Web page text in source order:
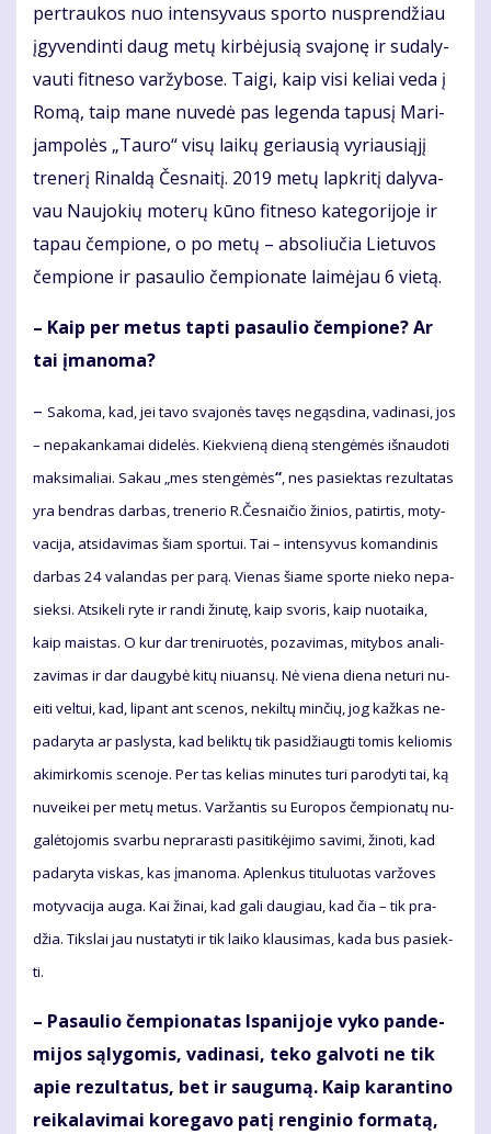
per­trau­kos nuo in­ten­sy­vaus spor­to nu­spren­džiau
įgy­ven­din­ti daug me­tų kir­bė­ju­sią sva­jo­nę ir su­da­ly­
vau­ti fit­ne­so var­žy­bo­se. Tai­gi, kaip vi­si ke­liai ve­da į
Ro­mą, taip ma­ne nu­ve­dė pas le­gen­da ta­pu­sį Ma­ri­
jam­po­lės „Tau­ro“ vi­sų lai­kų ge­riau­sią vy­riau­si­ą­jį
tre­ne­rį Ri­nal­dą Čes­nai­tį. 2019 me­tų lap­kri­tį da­ly­va­
vau Nau­jo­kių mo­te­rų kū­no fit­ne­so ka­te­go­ri­jo­je ir
ta­pau čem­pio­ne, o po me­tų – ab­so­liu­čia Lie­tu­vos
čem­pio­ne ir pa­sau­lio čem­pio­na­te lai­mė­jau 6 vie­tą.
– Kaip per me­tus tap­ti pa­sau­lio čem­pio­ne? Ar
tai įma­no­ma?
– Sa­ko­ma, kad, jei ta­vo sva­jo­nės ta­vęs ne­gąs­di­na, va­di­na­si, jos
– ne­pa­kan­ka­mai di­de­lės. Kiek­vie­ną die­ną sten­gė­mės iš­nau­do­ti
mak­si­ma­liai. Sa­kau „mes sten­gė­mės“, nes pa­siek­tas re­zul­ta­tas
yra ben­dras dar­bas, tre­ne­rio R.Čes­nai­čio ži­nios, pa­tir­tis, mo­ty­
va­ci­ja, at­si­da­vi­mas šiam spor­tui. Tai – in­ten­sy­vus ko­man­di­nis
dar­bas 24 va­lan­das per pa­rą. Vie­nas šia­me spor­te nie­ko ne­pa­
siek­si. At­si­ke­li ry­te ir ran­di ži­nu­tę, kaip svo­ris, kaip nuo­tai­ka,
kaip mais­tas. O kur dar tre­ni­ruo­tės, po­za­vi­mas, mi­ty­bos ana­li­
za­vi­mas ir dar dau­gy­bė ki­tų niu­an­sų. Nė vie­na die­na ne­tu­ri nu­
ei­ti vel­tui, kad, li­pant ant sce­nos, ne­kil­tų min­čių, jog kaž­kas ne­
pa­da­ry­ta ar pa­slys­ta, kad be­lik­tų tik pa­si­džiaug­ti to­mis ke­lio­mis
aki­mir­ko­mis sce­no­je. Per tas ke­lias mi­nu­tes tu­ri pa­ro­dy­ti tai, ką
nu­vei­kei per me­tų me­tus. Var­žan­tis su Eu­ro­pos čem­pio­na­tų nu­
ga­lė­to­jo­mis svar­bu ne­pra­ras­ti pa­si­ti­kė­ji­mo sa­vi­mi, ži­no­ti, kad
pa­da­ry­ta vis­kas, kas įma­no­ma. Ap­len­kus ti­tu­luo­tas var­žo­ves
mo­ty­va­ci­ja au­ga. Kai ži­nai, kad ga­li dau­giau, kad čia – tik pra­
džia. Tiks­lai jau nu­sta­ty­ti ir tik lai­ko klau­si­mas, ka­da bus pa­siek­
ti.
– Pa­sau­lio čem­pio­na­tas Is­pa­ni­jo­je vy­ko pan­de­
mi­jos są­ly­go­mis, va­di­na­si, te­ko gal­vo­ti ne tik
apie re­zul­ta­tus, bet ir sau­gu­mą. Kaip ka­ran­ti­no
rei­ka­la­vi­mai ko­re­ga­vo pa­tį ren­gi­nio for­ma­tą,